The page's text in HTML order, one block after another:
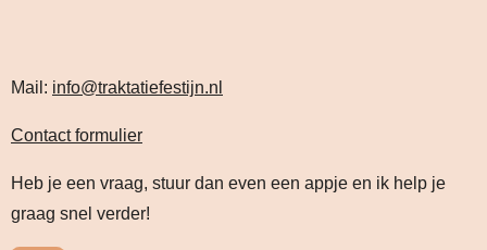
Mail: info@traktatiefestijn.nl
Contact formulier
Heb je een vraag, stuur dan even een appje en ik help je
graag snel verder!